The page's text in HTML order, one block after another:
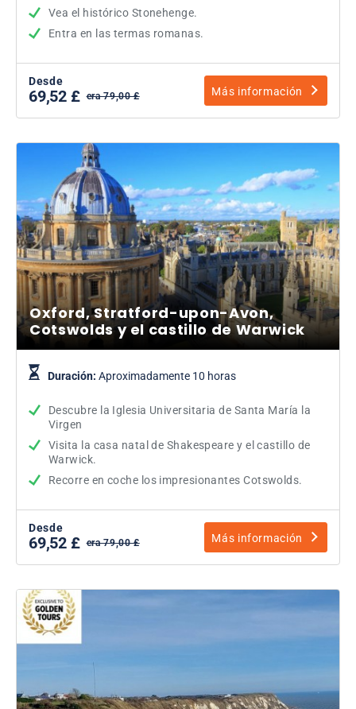
Vea el histórico Stonehenge.
Entra en las termas romanas.
Desde
69,52 £ era 79,00 £ Más información
Oxford, Stratford-upon-Avon,
Cotswolds y el castillo de Warwick
Duración: Aproximadamente 10 horas
Descubre la Iglesia Universitaria de Santa María la
Virgen
Visita la casa natal de Shakespeare y el castillo de
Warwick.
Recorre en coche los impresionantes Cotswolds.
Desde
69,52 £ era 79,00 £ Más información